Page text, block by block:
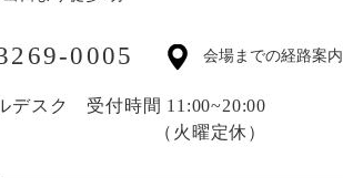
会場までの経路案内
0005
デスク 受付時間 11:00~20:00
（火曜定休）